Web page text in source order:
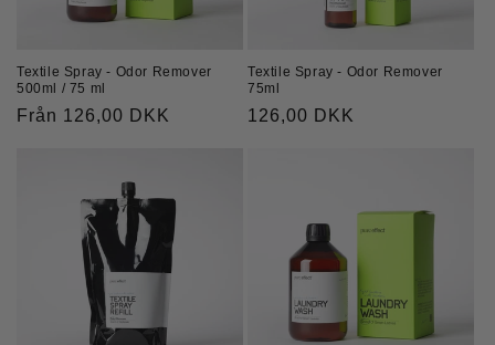
Textile Spray - Odor Remover
500ml / 75 ml
Ordinarie
Från 126,00 DKK
Textile Spray - Odor Remover
75ml
Ordinarie
126,00 DKK